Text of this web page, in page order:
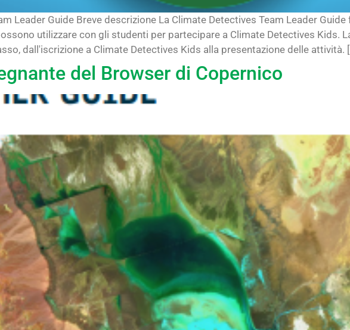
Leader Guide Breve descrizione La Climate Detectives Team Leader
utilizzare con gli studenti per partecipare a Climate Detectives Kids.
dall'iscrizione a Climate Detectives Kids alla presentazione delle attività.
del Browser di Copernico